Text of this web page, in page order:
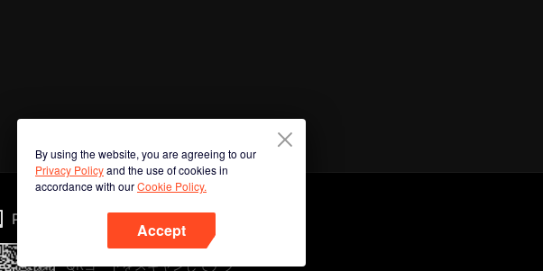
By using the website, you are agreeing to our
Privacy Policyand the use of cookies in
accordance with ourCookie Policy.
Accept
Phone
QRコードをスキャンしてアプ